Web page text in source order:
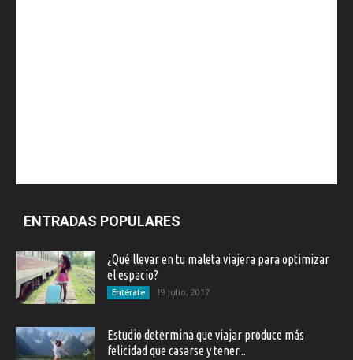
ENTRADAS POPULARES
¿Qué llevar en tu maleta viajera para optimizar
el espacio?
Entérate 19 julio, 2017
Estudio determina que viajar produce más
felicidad que casarse y tener...